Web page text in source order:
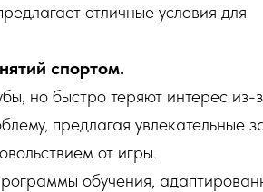
отличные условия для
спортом.
но быстро теряют интерес из-
предлагая увлекательные
от игры.
обучения,